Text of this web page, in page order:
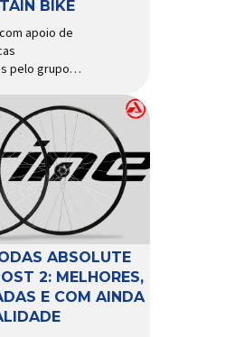
BIKE
apoio de
pelo grupo
Tool, Protaper
Assim pode
da
Campeonato
Bike
em São José
entre os dias
Com cinco […]
ABSOLUTE
2: MELHORES,
E COM AINDA